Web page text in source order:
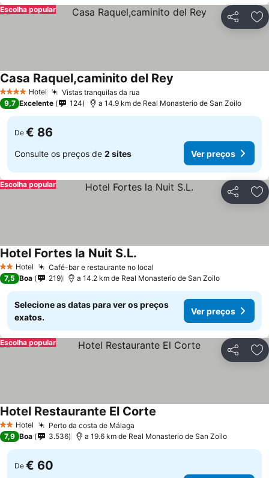
Partilhar
Escolha popular
4 EstrelasHotel Vistas tranquilas da rua
Casa Raquel,caminito del Rey
9,7 Excelente 124 a 14.9 km de Real Monasterio de San Zoilo
De € 86
Consulte os preços de 2 sites Ver preços
Partilhar
Escolha popular
2 Estrelas
Hotel Café-bar e restaurante no local
Hotel Fortes la Nuit S.L.
7,5 Boa 219 a 14.2 km de Real Monasterio de San Zoilo
Selecione as datas para ver os preços
exatos.
Ver preços
Partilhar
Escolha popular
2 Estrelas
Hotel Perto da costa de Málaga
Hotel Restaurante El Corte
7,9 Boa 3.536 a 19.6 km de Real Monasterio de San Zoilo
De € 60